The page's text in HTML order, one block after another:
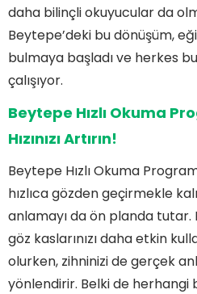
daha bilinçli okuyucular da
Beytepe’deki bu dönüşüm,
bulmaya başladı ve herkes
çalışıyor.
Beytepe Hızlı Okuma
Hızınızı Artırın!
Beytepe Hızlı Okuma
hızlıca gözden geçirmekle
anlamayı da ön planda tutar.
göz kaslarınızı daha etkin
olurken, zihninizi de gerçek
yönlendirir. Belki de herhangi